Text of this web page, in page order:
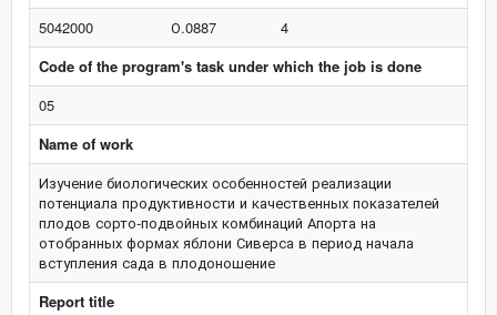
5042000 О.0887
4
Code of the program's task under which the job is done
05
Name of work
Изучение биологических особенностей реализации
потенциала продуктивности и качественных показателей
плодов сорто-подвойных комбинаций Апорта на
отобранных формах яблони Сиверса в период начала
вступления сада в плодоношение
Report title